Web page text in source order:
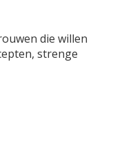
die willen
strenge